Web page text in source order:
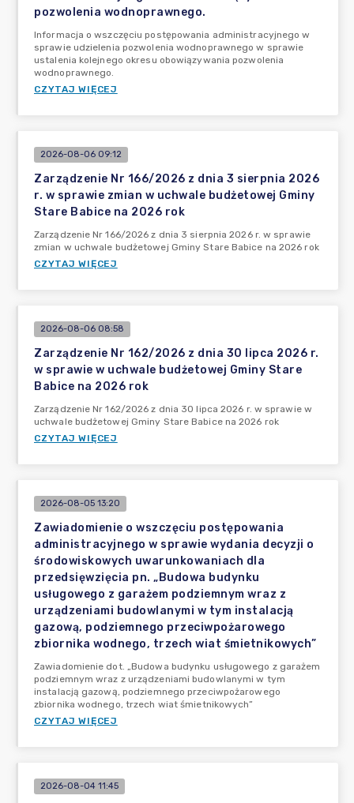
pozwolenia wodnoprawnego.
Informacja o wszczęciu postępowania administracyjnego w
sprawie udzielenia pozwolenia wodnoprawnego w sprawie
ustalenia kolejnego okresu obowiązywania pozwolenia
wodnoprawnego.
CZYTAJ WIĘCEJ
2026-08-06 09:12
Zarządzenie Nr 166/2026 z dnia 3 sierpnia 2026
r. w sprawie zmian w uchwale budżetowej Gminy
Stare Babice na 2026 rok
Zarządzenie Nr 166/2026 z dnia 3 sierpnia 2026 r. w sprawie
zmian w uchwale budżetowej Gminy Stare Babice na 2026 rok
CZYTAJ WIĘCEJ
2026-08-06 08:58
Zarządzenie Nr 162/2026 z dnia 30 lipca 2026 r.
w sprawie w uchwale budżetowej Gminy Stare
Babice na 2026 rok
Zarządzenie Nr 162/2026 z dnia 30 lipca 2026 r. w sprawie w
uchwale budżetowej Gminy Stare Babice na 2026 rok
CZYTAJ WIĘCEJ
2026-08-05 13:20
Zawiadomienie o wszczęciu postępowania
administracyjnego w sprawie wydania decyzji o
środowiskowych uwarunkowaniach dla
przedsięwzięcia pn. „Budowa budynku
usługowego z garażem podziemnym wraz z
urządzeniami budowlanymi w tym instalacją
gazową, podziemnego przeciwpożarowego
zbiornika wodnego, trzech wiat śmietnikowych”
Zawiadomienie dot. „Budowa budynku usługowego z garażem
podziemnym wraz z urządzeniami budowlanymi w tym
instalacją gazową, podziemnego przeciwpożarowego
zbiornika wodnego, trzech wiat śmietnikowych”
CZYTAJ WIĘCEJ
2026-08-04 11:45